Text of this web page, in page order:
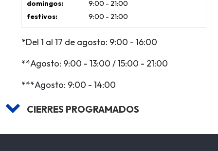
9:00 - 21:00
9:00 - 21:00
*Del 1 al 17 de agosto: 9:00 - 16:00
**Agosto: 9:00 - 13:00 / 15:00 - 21:00
***Agosto: 9:00 - 14:00
CIERRES PROGRAMADOS